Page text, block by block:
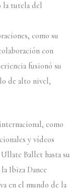
la tutela del
como su
con
fusionó su
de alto nivel,
como
y vídeos
Ballet hasta su
Ibiza Dance
en el mundo de la